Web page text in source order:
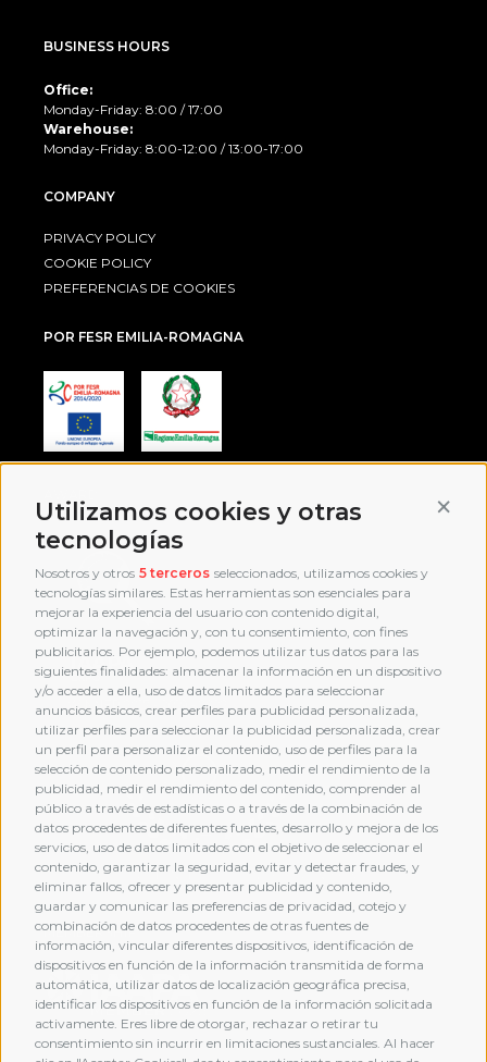
Utilizamos cookies y otras
tecnologías
Nosotros y otros 5 terceros seleccionados, utilizamos cookies y
tecnologías similares. Estas herramientas son esenciales para
mejorar la experiencia del usuario con contenido digital,
optimizar la navegación y, con tu consentimiento, con fines
publicitarios. Por ejemplo, podemos utilizar tus datos para las
siguientes finalidades: almacenar la información en un dispositivo
y/o acceder a ella, uso de datos limitados para seleccionar
anuncios básicos, crear perfiles para publicidad personalizada,
utilizar perfiles para seleccionar la publicidad personalizada, crear
un perfil para personalizar el contenido, uso de perfiles para la
selección de contenido personalizado, medir el rendimiento de la
publicidad, medir el rendimiento del contenido, comprender al
público a través de estadísticas o a través de la combinación de
datos procedentes de diferentes fuentes, desarrollo y mejora de los
servicios, uso de datos limitados con el objetivo de seleccionar el
contenido, garantizar la seguridad, evitar y detectar fraudes, y
eliminar fallos, ofrecer y presentar publicidad y contenido,
guardar y comunicar las preferencias de privacidad, cotejo y
combinación de datos procedentes de otras fuentes de
información, vincular diferentes dispositivos, identificación de
dispositivos en función de la información transmitida de forma
automática, utilizar datos de localización geográfica precisa,
identificar los dispositivos en función de la información solicitada
activamente. Eres libre de otorgar, rechazar o retirar tu
consentimiento sin incurrir en limitaciones sustanciales. Al hacer
BUSINESS HOURS
Office:
Monday-Friday: 8:00 / 17:00
Warehouse:
Monday-Friday: 8:00-12:00 / 13:00-17:00
COMPANY
PRIVACY POLICY
COOKIE POLICY
PREFERENCIAS DE COOKIES
POR FESR EMILIA-ROMAGNA
MEMBERSHIP